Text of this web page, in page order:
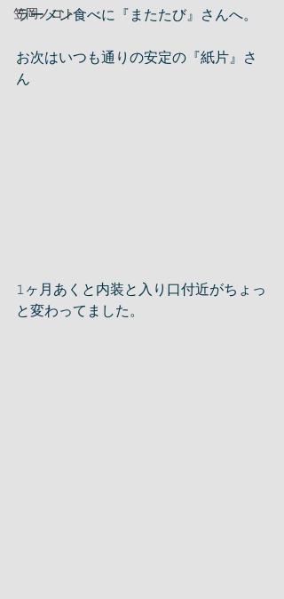
笠岡ノコト
ラーメン食べに『またたび』さんへ。
お次はいつも通りの安定の『紙片』さ
ん
𝟷ヶ月あくと内装と入り口付近がちょっ
と変わってました。